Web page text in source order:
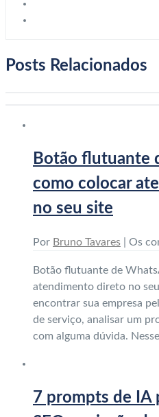
Posts Relacionados
Botão flutuante
como colocar
no seu site
Por Bruno Tavares Os
Botão flutuante de
atendimento direto no
encontrar sua empresa
de serviço, analisar um
com alguma dúvida.
7 prompts de IA